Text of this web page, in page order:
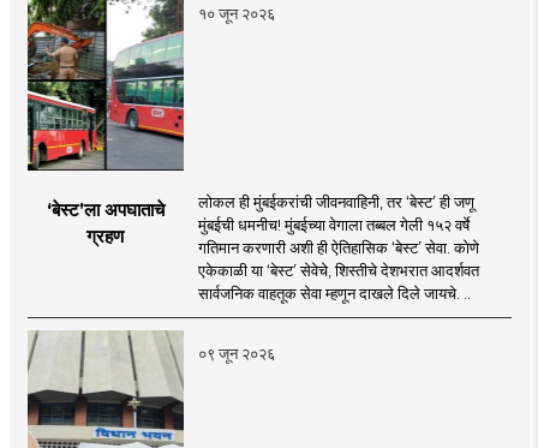
१० जून २०२६
‘बेस्ट’ला अपघाताचे
ग्रहण
लोकल ही मुंबईकरांची जीवनवाहिनी, तर ‘बेस्ट’ ही जणू
मुंबईची धमनीच! मुंबईच्या वेगाला तब्बल गेली १५२ वर्षे
गतिमान करणारी अशी ही ऐतिहासिक ‘बेस्ट’ सेवा. कोणे
एकेकाळी या ‘बेस्ट’ सेवेचे, शिस्तीचे देशभरात आदर्शवत
सार्वजनिक वाहतूक सेवा म्हणून दाखले दिले जायचे. ..
०९ जून २०२६